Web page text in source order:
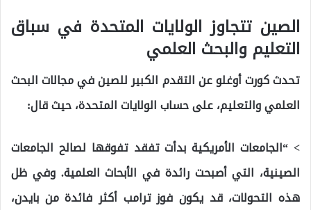
الصين تتجاوز الولايات المتحدة في سباق
التعليم والبحث العلمي
تحدث كورت أوغلو عن التقدم الكبير للصين في مجالات البحث
العلمي والتعليم، على حساب الولايات المتحدة، حيث قال:
> “الجامعات الأمريكية بدأت تفقد تفوقها لصالح الجامعات
الصينية، التي أصبحت رائدة في الأبحاث العلمية. وفي ظل
هذه التحولات، قد يكون فوز ترامب أكثر فائدة من بايدن،